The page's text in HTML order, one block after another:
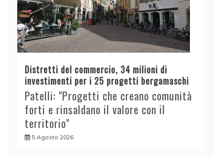
Distretti del commercio, 34 milioni di
investimenti per i 25 progetti bergamaschi
Patelli: "Progetti che creano comunità
forti e rinsaldano il valore con il
territorio"
5 Agosto 2026